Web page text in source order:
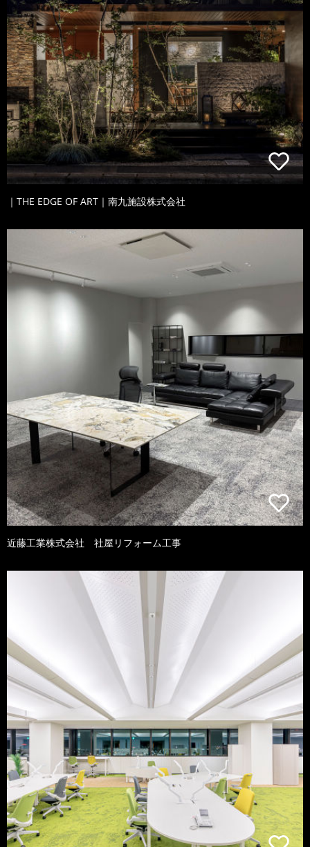
｜THE EDGE OF ART｜南九施設株式会社
近藤工業株式会社 社屋リフォーム工事